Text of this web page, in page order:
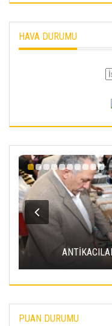
HAVA DURUMU
MELİKGAZİ
PUAN DURUMU